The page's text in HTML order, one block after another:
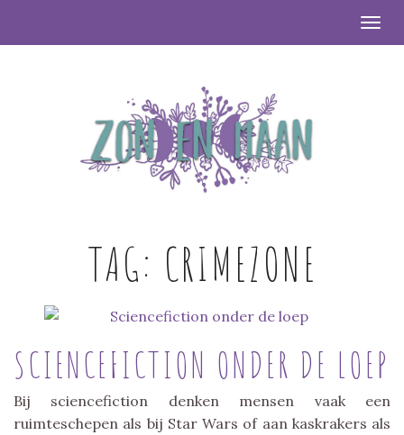
TAG: CRIMEZONE
SCIENCEFICTION ONDER DE LOEP
Bij sciencefiction denken mensen vaak een
ruimteschepen als bij Star Wars of aan kaskrakers als